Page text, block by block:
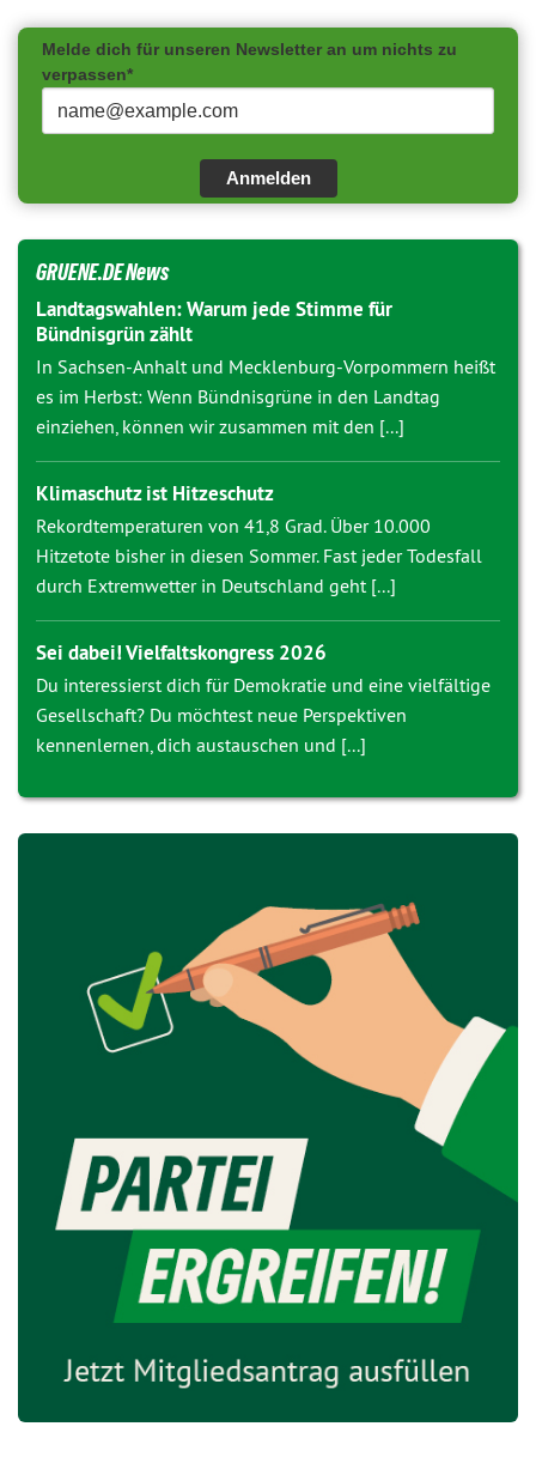
Melde dich für unseren Newsletter an um nichts zu
verpassen*
Anmelden
GRUENE.DE News
Landtagswahlen: Warum jede Stimme für
Bündnisgrün zählt
In Sachsen-Anhalt und Mecklenburg-Vorpommern heißt
es im Herbst: Wenn Bündnisgrüne in den Landtag
einziehen, können wir zusammen mit den [...]
Klimaschutz ist Hitzeschutz
Rekordtemperaturen von 41,8 Grad. Über 10.000
Hitzetote bisher in diesen Sommer. Fast jeder Todesfall
durch Extremwetter in Deutschland geht [...]
Sei dabei! Vielfaltskongress 2026
Du interessierst dich für Demokratie und eine vielfältige
Gesellschaft? Du möchtest neue Perspektiven
kennenlernen, dich austauschen und [...]